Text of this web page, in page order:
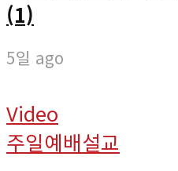
(1)
5일 ago
Video
주일예배설교